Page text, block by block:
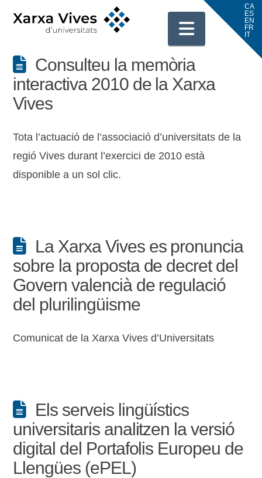
Consulteu la memòria
interactiva 2010 de la Xarxa
Vives
Tota l’actuació de l’associació d’universitats de la
regió Vives durant l’exercici de 2010 està
disponible a un sol clic.
La Xarxa Vives es pronuncia
sobre la proposta de decret del
Govern valencià de regulació
del plurilingüisme
Comunicat de la Xarxa Vives d’Universitats
Els serveis lingüístics
universitaris analitzen la versió
digital del Portafolis Europeu de
Llengües (ePEL)